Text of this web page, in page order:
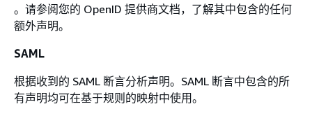
。请参阅您的 OpenID 提供商文档，了解其中包含的任何
额外声明。
SAML
根据收到的 SAML 断言分析声明。SAML 断言中包含的所
有声明均可在基于规则的映射中使用。